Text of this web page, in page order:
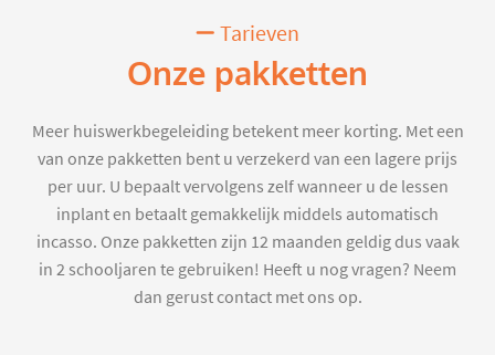
Tarieven
Onze pakketten
Meer huiswerkbegeleiding betekent meer korting. Met een
van onze pakketten bent u verzekerd van een lagere prijs
per uur. U bepaalt vervolgens zelf wanneer u de lessen
inplant en betaalt gemakkelijk middels automatisch
incasso. Onze pakketten zijn 12 maanden geldig dus vaak
in 2 schooljaren te gebruiken! Heeft u nog vragen? Neem
dan gerust contact met ons op.